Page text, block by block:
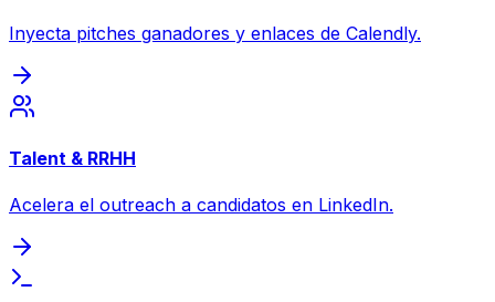
Inyecta pitches ganadores y enlaces de Calendly.
Talent & RRHH
Acelera el outreach a candidatos en LinkedIn.